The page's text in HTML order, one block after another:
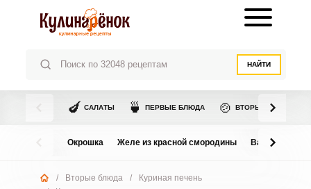
НАЙТИ
🍆 САЛАТЫ 🍵 ПЕРВЫЕ БЛЮДА 🍲 ВТОРЫЕ БЛЮДА
Окрошка Желе из красной смородины Варенье из
/ Вторые блюда /
Куриная печень